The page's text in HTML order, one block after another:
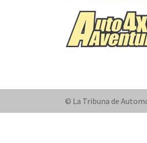
© La Tribuna de